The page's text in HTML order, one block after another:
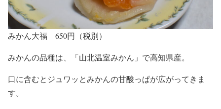
みかん大福 650円（税別）
みかんの品種は、「山北温室みかん」で高知県産。
口に含むとジュワッとみかんの甘酸っぱが広がってきま
す。